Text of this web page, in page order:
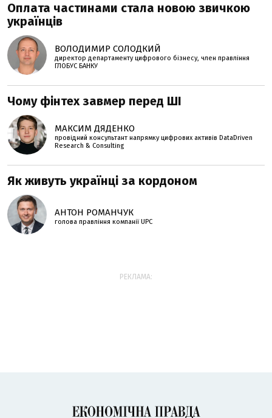
Оплата частинами стала новою звичкою
українців
ВОЛОДИМИР СОЛОДКИЙ
директор департаменту цифрового бізнесу, член правління
ГЛОБУС БАНКУ
Чому фінтех завмер перед ШІ
МАКСИМ ДЯДЕНКО
провідний консультант напрямку цифрових активів DataDriven
Research & Consulting
Як живуть українці за кордоном
АНТОН РОМАНЧУК
голова правління компанії UPC
РЕКЛАМА: